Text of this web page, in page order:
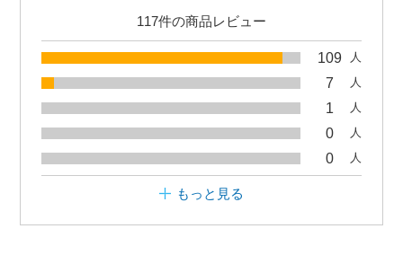
117件の商品レビュー
109 人
7 人
1 人
0 人
0 人
もっと見る